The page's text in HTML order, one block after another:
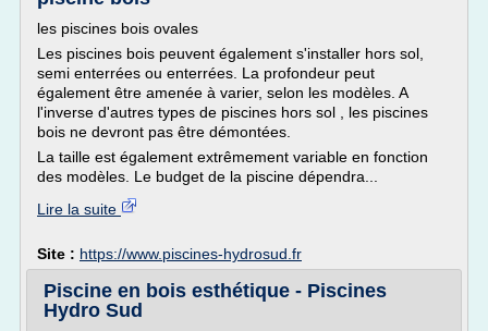
les piscines bois ovales
Les piscines bois peuvent également s'installer hors sol,
semi enterrées ou enterrées. La profondeur peut
également être amenée à varier, selon les modèles. A
l'inverse d'autres types de piscines hors sol , les piscines
bois ne devront pas être démontées.
La taille est également extrêmement variable en fonction
des modèles. Le budget de la piscine dépendra...
Lire la suite
Site : https://www.piscines-hydrosud.fr
Piscine en bois esthétique - Piscines
Hydro Sud